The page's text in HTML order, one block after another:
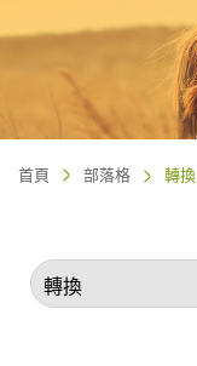
首頁 部落格 轉換